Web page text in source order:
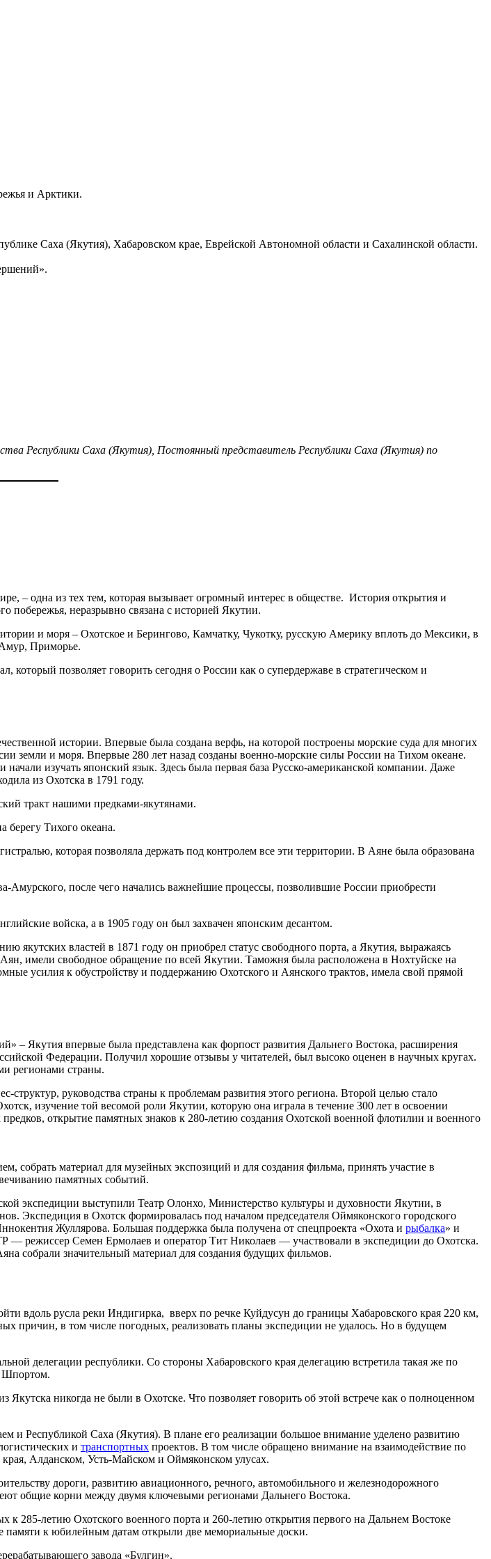
и Арктики.
Саха (Якутия), Хабаровском крае, Еврейской Автономной области и Сахалинской области.
Республики Саха (Якутия), Постоянный представитель Республики Саха (Якутия) по
– одна из тех тем, которая вызывает огромный интерес в обществе. История открытия и
побережья, неразрывно связана с историей Якутии.
и моря – Охотское и Берингово, Камчатку, Чукотку, русскую Америку вплоть до Мексики, в
Приморье.
позволяет говорить сегодня о России как о супердержаве в стратегическом и
истории. Впервые была создана верфь, на которой построены морские суда для многих
земли и моря. Впервые 280 лет назад созданы военно-морские силы России на Тихом океане.
изучать японский язык. Здесь была первая база Русско-американской компании. Даже
из Охотска в 1791 году.
тракт нашими предками-якутянами.
берегу Тихого океана.
которая позволяла держать под контролем все эти территории. В Аяне была образована
Амурского, после чего начались важнейшие процессы, позволившие России приобрести
войска, а в 1905 году он был захвачен японским десантом.
властей в 1871 году он приобрел статус свободного порта, а Якутия, выражаясь
имели свободное обращение по всей Якутии. Таможня была расположена в Нохтуйске на
усилия к обустройству и поддержанию Охотского и Аянского трактов, имела свой прямой
Якутия впервые была представлена как форпост развития Дальнего Востока, расширения
Федерации. Получил хорошие отзывы у читателей, был высоко оценен в научных кругах.
регионами страны.
руководства страны к проблемам развития этого региона. Второй целью стало
изучение той весомой роли Якутии, которую она играла в течение 300 лет в освоении
открытие памятных знаков к 280-летию создания Охотской военной флотилии и военного
собрать материал для музейных экспозиций и для создания фильма, принять участие в
памятных событий.
экспедиции выступили Театр Олонхо, Министерство культуры и духовности Якутии, в
Экспедиция в Охотск формировалась под началом председателя Оймяконского городского
Жуллярова. Большая поддержка была получена от спецпроекта «Охота и рыбалка» и
режиссер Семен Ермолаев и оператор Тит Николаев — участвовали в экспедиции до Охотска.
собрали значительный материал для создания будущих фильмов.
вдоль русла реки Индигирка, вверх по речке Куйдусун до границы Хабаровского края 220 км,
причин, в том числе погодных, реализовать планы экспедиции не удалось. Но в будущем
делегации республики. Со стороны Хабаровского края делегацию встретила такая же по
Шпортом.
никогда не были в Охотске. Что позволяет говорить об этой встрече как о полноценном
и Республикой Саха (Якутия). В плане его реализации большое внимание уделено развитию
и транспортных проектов. В том числе обращено внимание на взаимодействие по
Алданском, Усть-Майском и Оймяконском улусах.
дороги, развитию авиационного, речного, автомобильного и железнодорожного
общие корни между двумя ключевыми регионами Дальнего Востока.
к 285-летию Охотского военного порта и 260-летию открытия первого на Дальнем Востоке
памяти к юбилейным датам открыли две мемориальные доски.
завода «Булгин».